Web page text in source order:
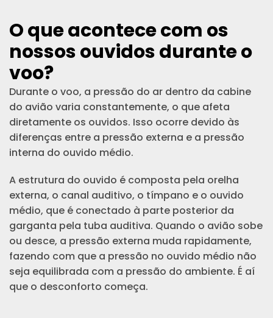
O que acontece com os
nossos ouvidos durante o
voo?
Durante o voo, a pressão do ar dentro da cabine
do avião varia constantemente, o que afeta
diretamente os ouvidos. Isso ocorre devido às
diferenças entre a pressão externa e a pressão
interna do ouvido médio.
A estrutura do ouvido é composta pela orelha
externa, o canal auditivo, o tímpano e o ouvido
médio, que é conectado à parte posterior da
garganta pela tuba auditiva. Quando o avião sobe
ou desce, a pressão externa muda rapidamente,
fazendo com que a pressão no ouvido médio não
seja equilibrada com a pressão do ambiente. É aí
que o desconforto começa.